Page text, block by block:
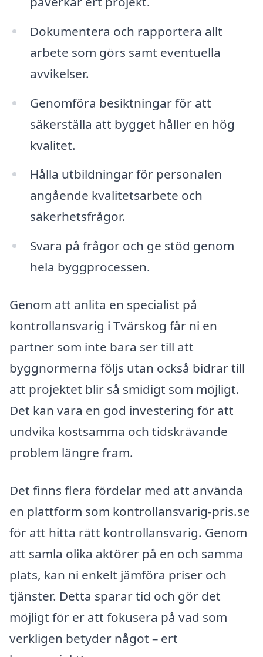
Dokumentera och rapportera allt
arbete som görs samt eventuella
avvikelser.
Genomföra besiktningar för att
säkerställa att bygget håller en hög
kvalitet.
Hålla utbildningar för personalen
angående kvalitetsarbete och
säkerhetsfrågor.
Svara på frågor och ge stöd genom
hela byggprocessen.
Genom att anlita en specialist på
kontrollansvarig i Tvärskog får ni en
partner som inte bara ser till att
byggnormerna följs utan också bidrar till
att projektet blir så smidigt som möjligt.
Det kan vara en god investering för att
undvika kostsamma och tidskrävande
problem längre fram.
Det finns flera fördelar med att använda
en plattform som kontrollansvarig-pris.se
för att hitta rätt kontrollansvarig. Genom
att samla olika aktörer på en och samma
plats, kan ni enkelt jämföra priser och
tjänster. Detta sparar tid och gör det
möjligt för er att fokusera på vad som
verkligen betyder något – ert